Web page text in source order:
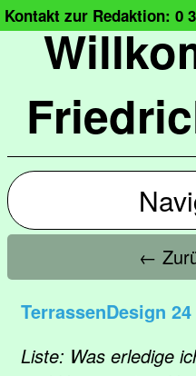
Kontakt zur Redaktion: 0
←
TerrassenDesign 24
Liste: Was erledige